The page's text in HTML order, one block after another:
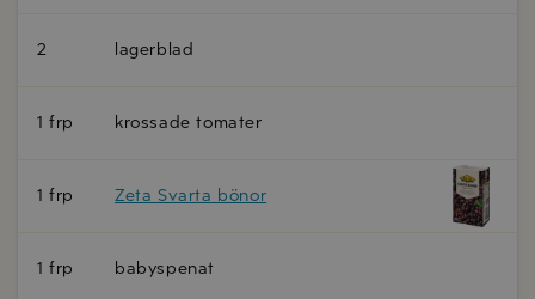
2 lagerblad
1 frp krossade tomater
1 frp Zeta Svarta bönor
1 frp babyspenat